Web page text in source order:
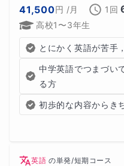
41,500円 /月 1回
高校1〜3年生
とにかく英語が苦手
中学英語でつまづい
る方
初歩的な内容からき
英語 の単発/短期コース